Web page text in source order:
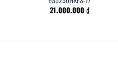
21.000.000₫